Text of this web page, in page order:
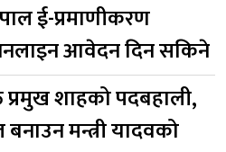
ई-प्रमाणीकरण
आवेदन दिन सकिने
शाहको पदबहाली,
मन्त्री यादवको